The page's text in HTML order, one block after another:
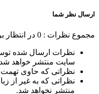
ارسال نظر شما
مجموع نظرات : 0 در انتظار
نظرات ارسال شده
سایت منتشر خواهد
نظراتی که حاوی تهمت
نظراتی که به غیر از
منتشر نخواهد شد.